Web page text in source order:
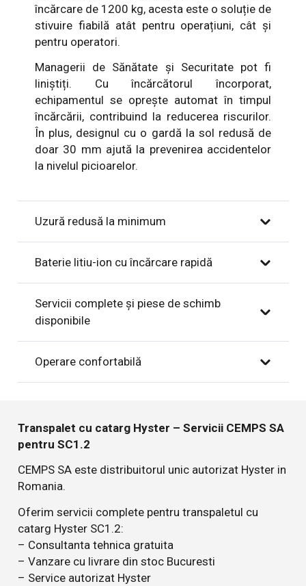
încărcare de 1200 kg, acesta este o soluție de
stivuire fiabilă atât pentru operațiuni, cât și
pentru operatori.
Managerii de Sănătate și Securitate pot fi
liniștiți. Cu încărcătorul încorporat,
echipamentul se oprește automat în timpul
încărcării, contribuind la reducerea riscurilor.
În plus, designul cu o gardă la sol redusă de
doar 30 mm ajută la prevenirea accidentelor
la nivelul picioarelor.
Uzură redusă la minimum
Baterie litiu-ion cu încărcare rapidă
Servicii complete și piese de schimb
disponibile
Operare confortabilă
Transpalet cu catarg Hyster – Servicii CEMPS SA
pentru SC1.2
CEMPS SA este distribuitorul unic autorizat Hyster in
Romania.
Oferim servicii complete pentru transpaletul cu
catarg Hyster SC1.2:
– Consultanta tehnica gratuita
– Vanzare cu livrare din stoc Bucuresti
– Service autorizat Hyster